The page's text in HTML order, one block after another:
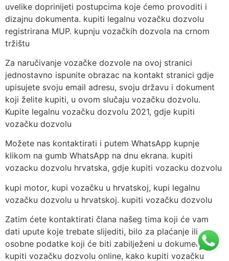
uvelike doprinijeti postupcima koje ćemo provoditi i
dizajnu dokumenta. kupiti legalnu vozačku dozvolu
registrirana MUP. kupnju vozačkih dozvola na crnom
tržištu
Za naručivanje vozačke dozvole na ovoj stranici
jednostavno ispunite obrazac na kontakt stranici gdje
upisujete svoju email adresu, svoju državu i dokument
koji želite kupiti, u ovom slučaju vozačku dozvolu.
Kupite legalnu vozačku dozvolu 2021, gdje kupiti
vozačku dozvolu
Možete nas kontaktirati i putem WhatsApp kupnje
klikom na gumb WhatsApp na dnu ekrana. kupiti
vozacku dozvolu hrvatska, gdje kupiti vozacku dozvolu
kupi motor, kupi vozačku u hrvatskoj, kupi legalnu
vozačku dozvolu u hrvatskoj. kupiti vozačku dozvolu
Zatim ćete kontaktirati člana našeg tima koji će vam
dati upute koje trebate slijediti, bilo za plaćanje ili za
osobne podatke koji će biti zabilježeni u dokumentu.
kupiti vozačku dozvolu online, kako kupiti vozačku